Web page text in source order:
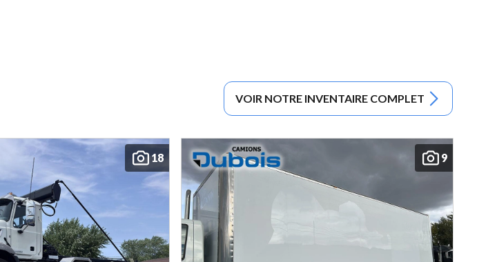
VOIR NOTRE INVENTAIRE COMPLET
18 9